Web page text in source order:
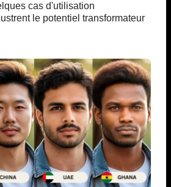
cas d'utilisation
le potentiel transformateur